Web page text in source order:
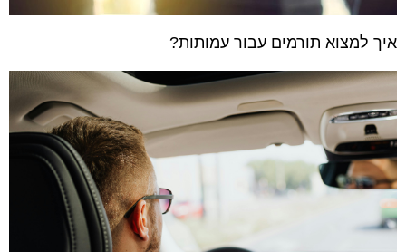
איך למצוא תורמים עבור עמותות?